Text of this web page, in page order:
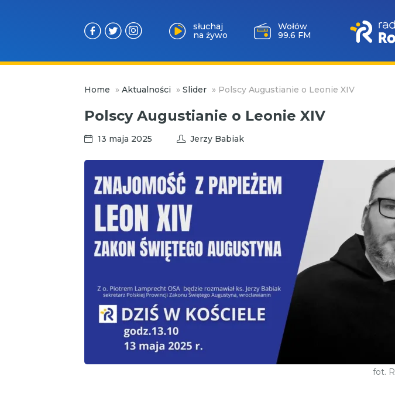
słuchaj
na żywo
Wołów
99.6 FM
Home » Aktualności » Slider » Polscy Augustianie o Leonie XIV
Polscy Augustianie o Leonie XIV
13 maja 2025 Jerzy Babiak
fot.